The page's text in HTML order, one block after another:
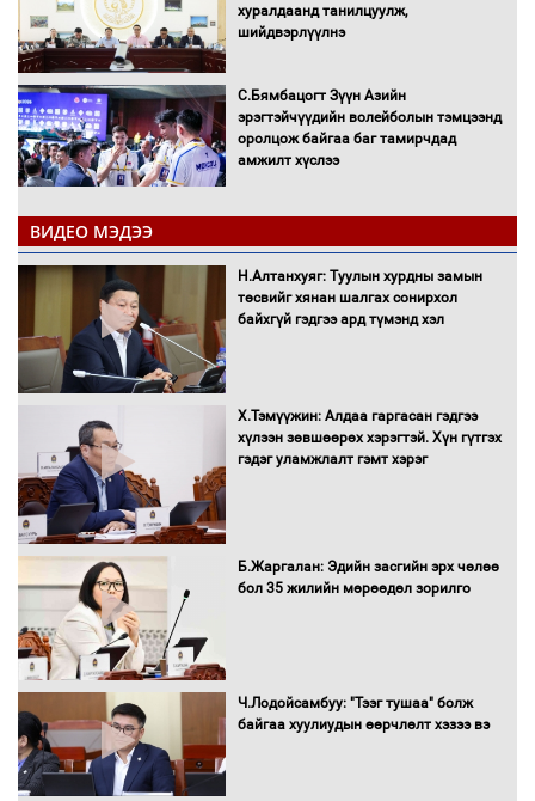
хуралдаанд танилцуулж,
шийдвэрлүүлнэ
С.Бямбацогт Зүүн Азийн
эрэгтэйчүүдийн волейболын тэмцээнд
оролцож байгаа баг тамирчдад
амжилт хүслээ
Автобензин, дизель түлшний онцгой
албан татварыг тэглэлээ
Санхүүгийн хэмнэлтийн горимд эрүүл
мэндийн салбар хамаарахгүй
Нөөцийн махны худалдаа,
борлуулалтыг нээлттэй ил тод
Монгол Улс “COP17”-д “Тал хээрийн
төлөвлөгөө”-гөө танилцуулна
ВИДЕО МЭДЭЭ
Н.Алтанхуяг: Туулын хурдны замын
төсвийг хянан шалгах сонирхол
байхгүй гэдгээ ард түмэнд хэл
Х.Тэмүүжин: Алдаа гаргасан гэдгээ
хүлээн зөвшөөрөх хэрэгтэй. Хүн гүтгэх
гэдэг уламжлалт гэмт хэрэг
Б.Жаргалан: Эдийн засгийн эрх чөлөө
бол 35 жилийн мөрөөдөл зорилго
Ч.Лодойсамбуу: "Тээг тушаа" болж
байгаа хуулиудын өөрчлөлт хэзээ вэ